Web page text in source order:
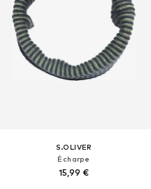
S.OLIVER
Écharpe
15,99 €